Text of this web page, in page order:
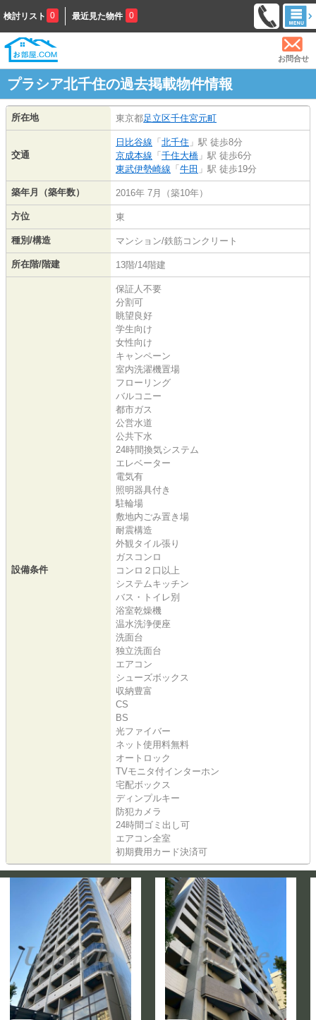
検討リスト 0 最近見た物件 0
お問合せ
プラシア北千住の過去掲載物件情報
所在地 東京都足立区千住宮元町
交通
日比谷線 「 北千住 」駅 徒歩8分
京成本線 「 千住大橋 」駅 徒歩6分
東武伊勢崎線 「 牛田 」駅 徒歩19分
築年月（築年数） 2016年 7月（築10年）
方位 東
種別/構造 マンション/鉄筋コンクリート
所在階/階建 13階/14階建
設備条件
保証人不要
分割可
眺望良好
学生向け
女性向け
キャンペーン
室内洗濯機置場
フローリング
バルコニー
都市ガス
公営水道
公共下水
24時間換気システム
エレベーター
電気有
照明器具付き
駐輪場
敷地内ごみ置き場
耐震構造
外観タイル張り
ガスコンロ
コンロ２口以上
システムキッチン
バス・トイレ別
浴室乾燥機
温水洗浄便座
洗面台
独立洗面台
エアコン
シューズボックス
収納豊富
CS
BS
光ファイバー
ネット使用料無料
オートロック
TVモニタ付インターホン
宅配ボックス
ディンプルキー
防犯カメラ
24時間ゴミ出し可
エアコン全室
初期費用カード決済可